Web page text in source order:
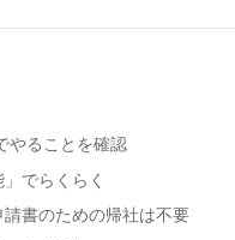
やることを確認
でらくらく
書のための帰社は不要